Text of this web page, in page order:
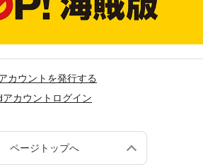
カウントを発行する
アカウントログイン
ページトップへ